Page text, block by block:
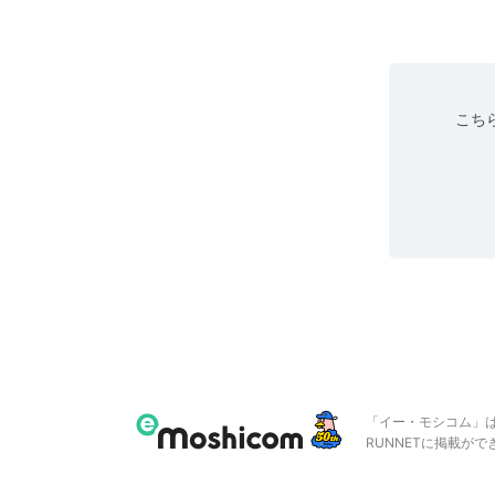
こち
「イー・モシコム
RUNNETに掲載がで